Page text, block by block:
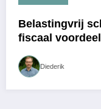
Belastingvrij
fiscaal voordeel
Diederik